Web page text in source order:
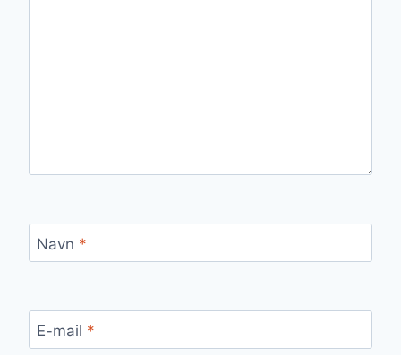
Navn *
E-mail *